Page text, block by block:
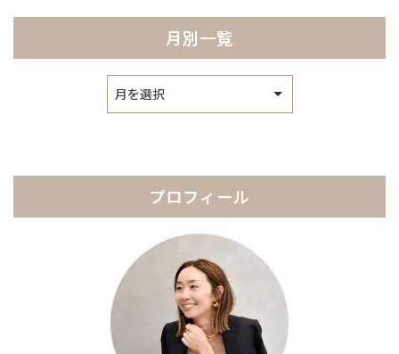
月別一覧
ブ
プロフィール